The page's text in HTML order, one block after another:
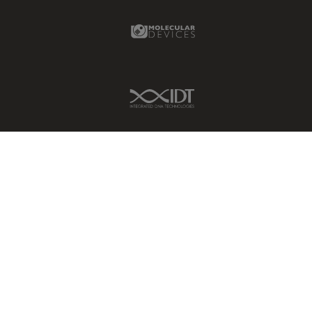
Molecular Devices Link
IDT Link